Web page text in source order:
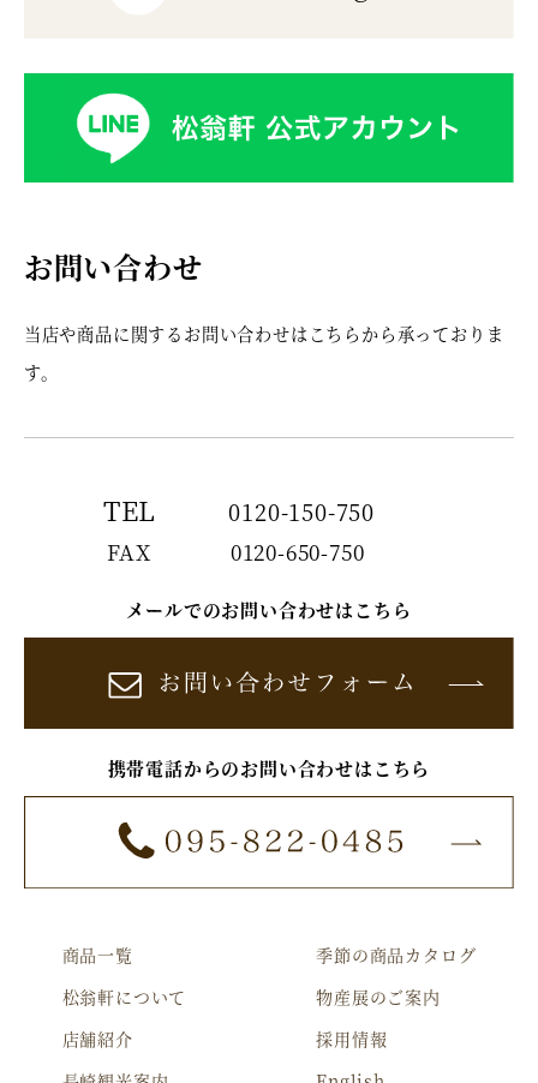
お問い合わせ
当店や商品に関するお問い合わせはこちらから承っておりま
す。
TEL 0120-150-750
FAX 0120-650-750
メールでのお問い合わせはこちら
携帯電話からのお問い合わせはこちら
商品一覧
松翁軒について
店舗紹介
季節の商品カタログ
物産展のご案内
採用情報